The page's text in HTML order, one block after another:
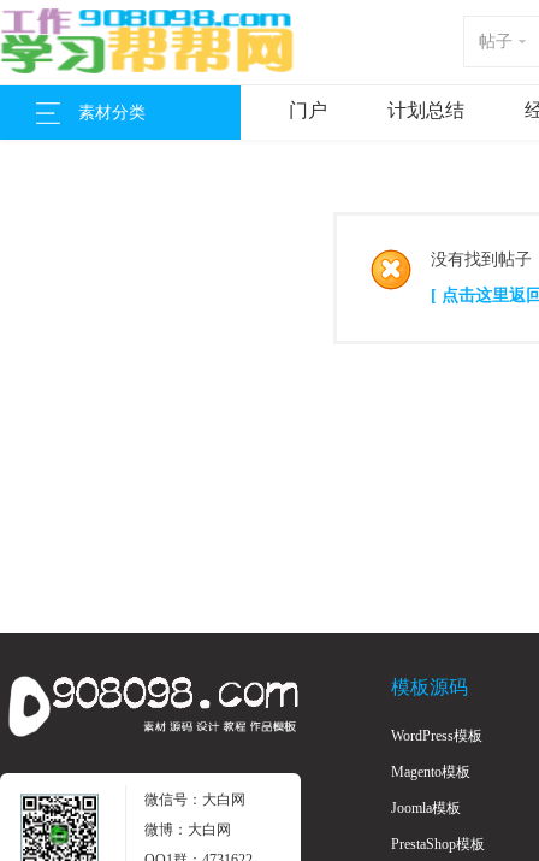
帖子
素材分类 门户 计划总结
没有找到帖子
[ 点击这里返
微信号：大白网
微博：大白网
模板源码
WordPress模板
Magento模板
Joomla模板
PrestaShop模板